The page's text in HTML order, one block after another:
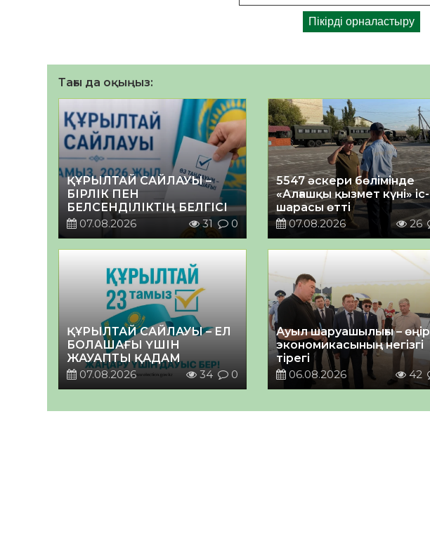
Тағы да оқыңыз:
ҚҰРЫЛТАЙ САЙЛАУЫ –
БІРЛІК ПЕН
БЕЛСЕНДІЛІКТІҢ БЕЛГІСІ
07.08.2026
31 0
5547 әскери бөлімінде
«Алғашқы қызмет күні» іс-
шарасы өтті
07.08.2026
26
ҚҰРЫЛТАЙ САЙЛАУЫ – ЕЛ
БОЛАШАҒЫ ҮШІН
ЖАУАПТЫ ҚАДАМ
07.08.2026
34 0
Ауыл шаруашылығы – өңір
экономикасының негізгі
тірегі
06.08.2026
42